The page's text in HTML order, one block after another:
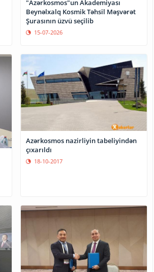
"Azərkosmos"un Akademiyası
Beynəlxalq Kosmik Təhsil Məşvərət
Şurasının üzvü seçilib
15-07-2026
Azərkosmos nazirliyin tabeliyindən
çıxarıldı
18-10-2017